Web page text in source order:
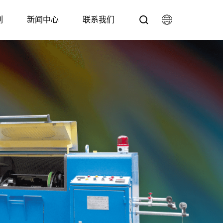
系列 特种线材挤出机系列
新闻中心 联系我们
中文